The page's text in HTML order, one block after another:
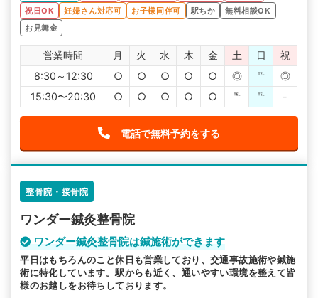
祝日OK
妊婦さん対応可 お子様同伴可 駅ちか
無料相談OK
お見舞金
営業時間 月 火 水 木 金 土 日
祝
8:30～12:30
○ ○ ○ ○ ○ ◎ ℡
◎
15:30〜20:30
○ ○ ○ ○ ○ ℡ ℡ -
電話で無料予約をする
整骨院・接骨院
ワンダー鍼灸整骨院
ワンダー鍼灸整骨院は鍼施術ができます
平日はもちろんのこと休日も営業しており、交通事故施術や鍼施
術に特化しています。駅からも近く、通いやすい環境を整えて皆
様のお越しをお待ちしております。